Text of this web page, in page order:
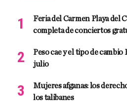
Feria del Carmen Playa del
completa de conciertos
Peso cae y el tipo de
julio
Mujeres afganas: los
los talibanes